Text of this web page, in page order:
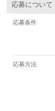
応募について
応募条件
応募方法